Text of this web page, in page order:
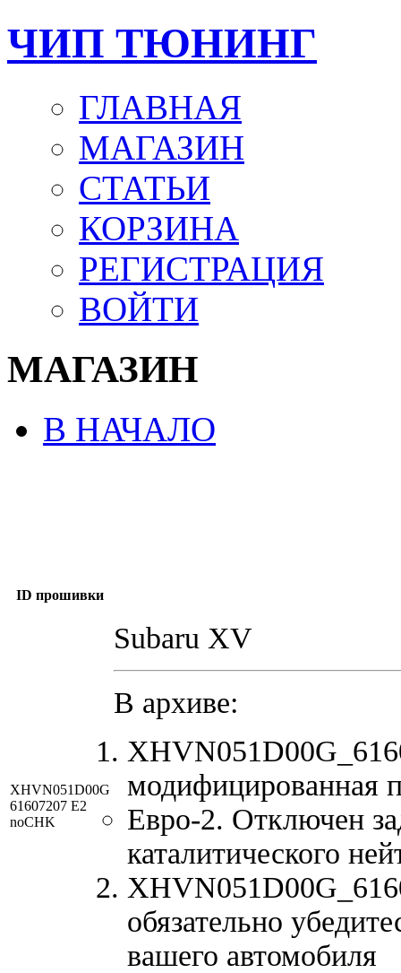
ЧИП ТЮНИНГ
ГЛАВНАЯ
МАГАЗИН
СТАТЬИ
КОРЗИНА
РЕГИСТРАЦИЯ
ВОЙТИ
МАГАЗИН
В НАЧАЛО
ID прошивки
XHVN051D00G
61607207 E2
noCHK
Subaru XV
В архиве:
модифицированная
Евро-2. Отключен
каталитического
обязательно
вашего автомобиля